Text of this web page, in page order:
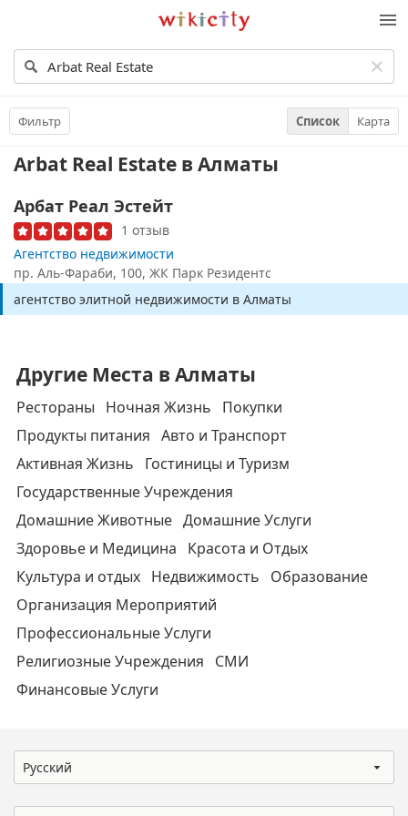
Викисити
Фильтр Список Карта
Arbat Real Estate в Алматы
Арбат Реал Эстейт
1 отзыв
Агентство недвижимости
пр. Аль-Фараби, 100, ​ЖК Парк Резидентс​
агентство элитной недвижимости в Алматы
Другие Места в Алматы
Рестораны Ночная Жизнь
Покупки
Продукты питания Авто и Транспорт
Активная Жизнь
Гостиницы и Туризм
Государственные Учреждения
Домашние Животные Домашние Услуги
Здоровье и Медицина
Красота и Отдых
Культура и отдых Недвижимость
Образование
Организация Мероприятий
Профессиональные Услуги
Религиозные Учреждения
СМИ
Финансовые Услуги
Русский